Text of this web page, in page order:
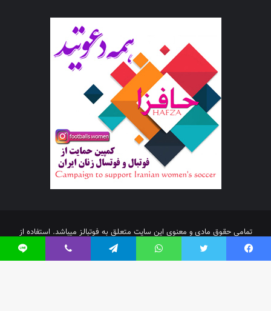
تمامی حقوق مادی و معنوی این سایت متعلق به فوتبالز میباشد. استفاده از
مطالب با ذکر منبع بلامانع است.
فیس بوک توییتر واتس آپ تلگرام وایبر لاین